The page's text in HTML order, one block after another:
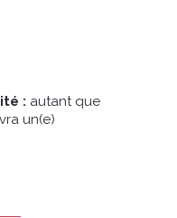
: autant que
un(e)